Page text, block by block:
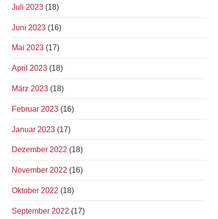
Juli 2023 (18)
Juni 2023 (16)
Mai 2023 (17)
April 2023 (18)
März 2023 (18)
Februar 2023 (16)
Januar 2023 (17)
Dezember 2022 (18)
November 2022 (16)
Oktober 2022 (18)
September 2022 (17)